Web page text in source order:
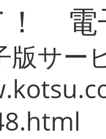
！ 電
版サー